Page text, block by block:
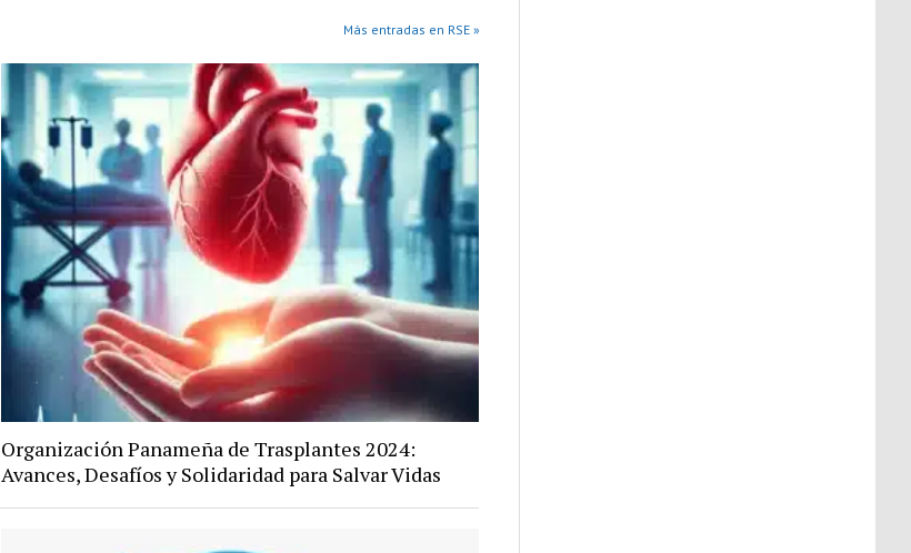
Más entradas en RSE »
Organización Panameña de Trasplantes 2024:
Avances, Desafíos y Solidaridad para Salvar Vidas